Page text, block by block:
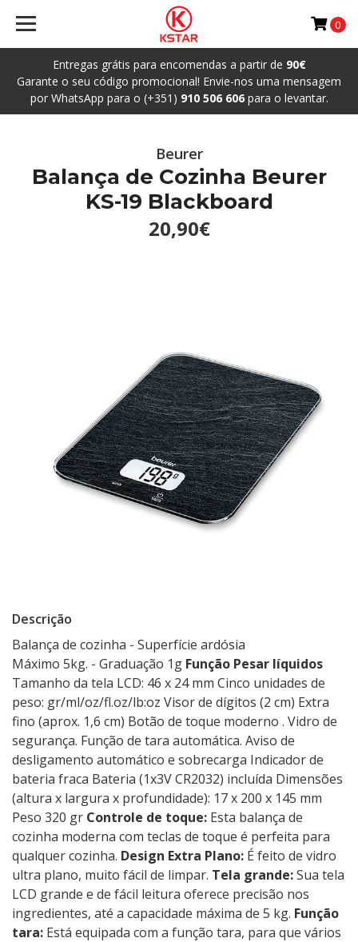
Entregas grátis para encomendas a partir de 90€
Garante o seu código promocional! Envie-nos uma mensagem
por WhatsApp para o (+351) 910 506 606para o levantar.
0
Beurer
Balança de Cozinha Beurer
KS-19 Blackboard
20,90€
Descrição
Balança de cozinha - Superfície ardósia
Máximo 5kg. - Graduação 1g Função Pesar líquidos
Tamanho da tela LCD: 46 x 24 mm Cinco unidades de
peso: gr/ml/oz/fl.oz/lb:oz Visor de dígitos (2 cm) Extra
fino (aprox. 1,6 cm) Botão de toque moderno . Vidro de
segurança. Função de tara automática. Aviso de
desligamento automático e sobrecarga Indicador de
bateria fraca Bateria (1x3V CR2032) incluída Dimensões
(altura x largura x profundidade): 17 x 200 x 145 mm
Peso 320 gr Controle de toque: Esta balança de
cozinha moderna com teclas de toque é perfeita para
qualquer cozinha. Design Extra Plano: É feito de vidro
ultra plano, muito fácil de limpar. Tela grande:Sua tela
LCD grande e de fácil leitura oferece precisão nos
ingredientes, até a capacidade máxima de 5 kg. Função
tara: Está equipada com a função tara, para que vários